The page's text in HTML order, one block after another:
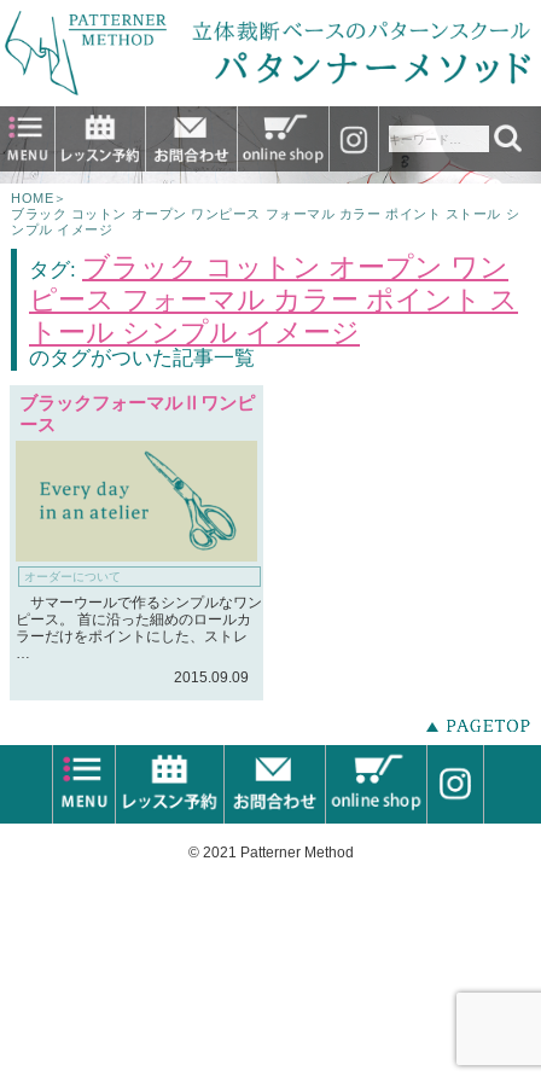
HOME ＞
ブラック コットン オープン ワンピース フォーマル カラー ポイント ストール シ
ンプル イメージ
タグ: ブラック コットン オープン ワン
ピース フォーマル カラー ポイント ス
トール シンプル イメージ
のタグがついた記事一覧
ブラックフォーマルⅡワンピ
ース
オーダーについて
サマーウールで作るシンプルなワン
ピース。 首に沿った細めのロールカ
ラーだけをポイントにした、ストレ
…
2015.09.09
© 2021 Patterner Method